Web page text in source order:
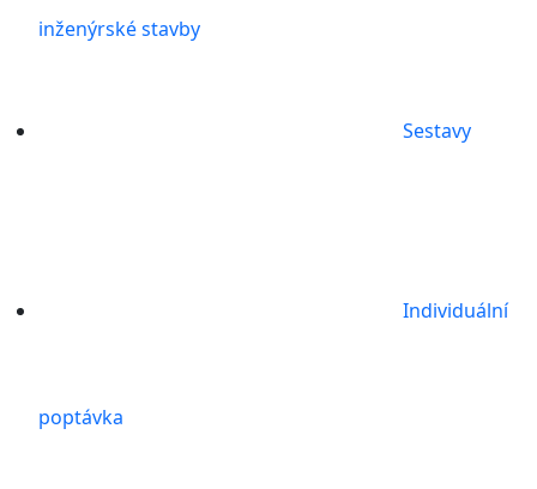
inženýrské stavby
Sestavy
Individuální
poptávka